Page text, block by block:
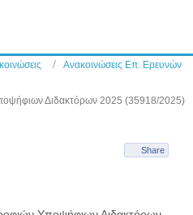
Ανακοινώσεις Επ. Ερευνών
Διδακτόρων 2025 (35918/2025)
Share